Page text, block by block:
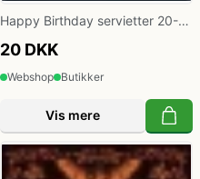
Happy Birthday servietter 20-
20 DKK
Webshop Butikker
Vis mere